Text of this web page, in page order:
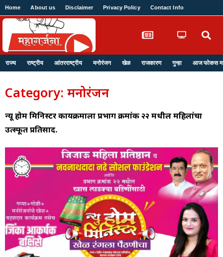
Home About us Disclaimer Privacy Policy Contact Info
राज्य राष्ट्रीय आंतरराष्ट्रीय मनोरंजन खेळ राजकारण गुन्हा आज फोकस
Category: मनोरंजन
न्यू होम मिनिस्टर कार्यक्रमाला प्रभाग क्रमांक २२ मधील महिलांचा
उत्स्फूर्त प्रतिसाद.